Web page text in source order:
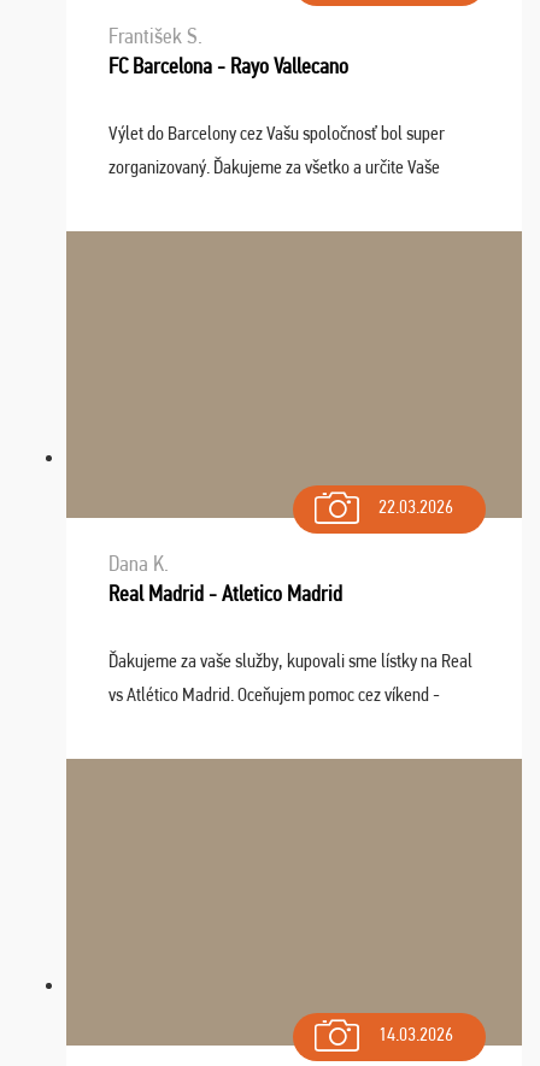
František S.
FC Barcelona - Rayo Vallecano
Výlet do Barcelony cez Vašu spoločnosť bol super
zorganizovaný. Ďakujeme za všetko a určite Vaše
22.03.2026
Dana K.
Real Madrid - Atletico Madrid
Ďakujeme za vaše služby, kupovali sme lístky na Real
vs Atlético Madrid. Oceňujem pomoc cez víkend -
spokojnosti. Sedenie bolo dobré, štadión Barnabéu ...
14.03.2026